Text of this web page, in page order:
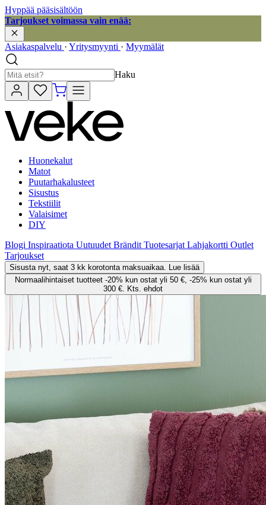
Hyppää pääsisältöön
Tarjoukset voimassa vain enää:
Asiakaspalvelu · Yritysmyynti · Myymälät
Haku
Huonekalut
Matot
Puutarhakalusteet
Sisustus
Tekstiilit
Valaisimet
DIY
Blogi Inspiraatiota Uutuudet Brändit Tuotesarjat Lahjakortti Outlet
Tarjoukset
Sisusta nyt, saat 3 kk korotonta maksuaikaa. Lue lisää
Normaalihintaiset tuotteet -20% kun ostat yli 50 €, -25% kun ostat yli
300 €. Kts. ehdot